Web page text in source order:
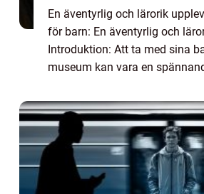
En äventyrlig och lärorik
för barn: En äventyrlig och
Introduktion: Att ta med sina
museum kan vara en
utformade för att engagera